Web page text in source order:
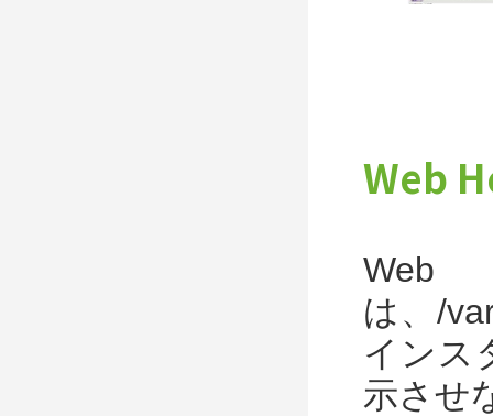
Web
は、/
インス
示させ